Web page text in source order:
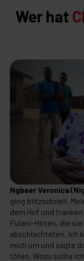
Wer hat
Ngbeer Veronica
ging blitzschnell.
dem Hof ​​und
Fulani-Hirten, die
abschlachteten. Ich
mich um und sagte
töten. Wozu sollte